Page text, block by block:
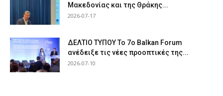
Μακεδονίας και της Θράκης...
2026-07-17
ΔΕΛΤΙΟ ΤΥΠΟΥ Το 7ο Balkan Forum
ανέδειξε τις νέες προοπτικές της...
2026-07-10